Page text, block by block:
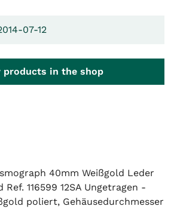
07-12
products in the shop
40mm Weißgold Leder
116599 12SA Ungetragen -
poliert, Gehäusedurchmesser